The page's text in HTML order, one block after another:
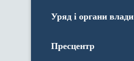
Уряд і органи влади
Пресцентр